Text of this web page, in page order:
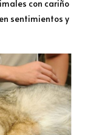
con cariño
sentimientos y